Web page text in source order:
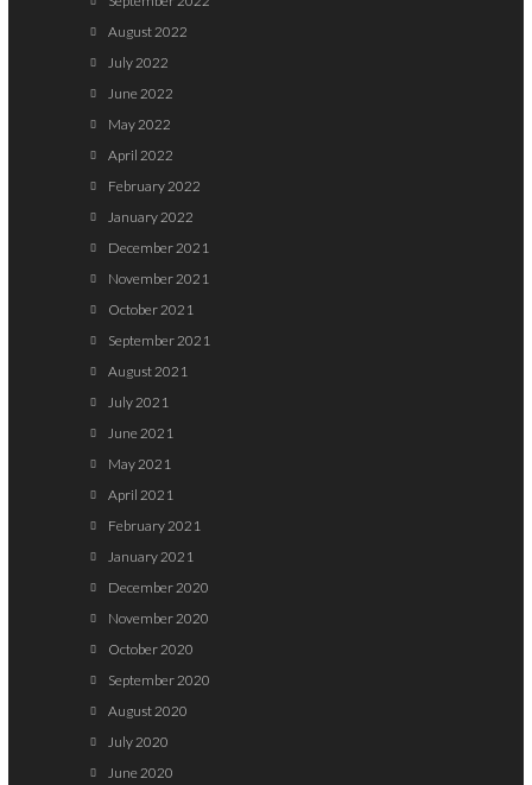
August 2022
July 2022
June 2022
May 2022
April 2022
February 2022
January 2022
December 2021
November 2021
October 2021
September 2021
August 2021
July 2021
June 2021
May 2021
April 2021
February 2021
January 2021
December 2020
November 2020
October 2020
September 2020
August 2020
July 2020
June 2020